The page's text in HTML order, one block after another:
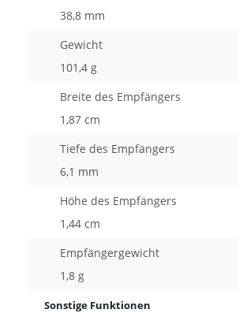
38,8 mm
Gewicht
101,4 g
Breite des Empfängers
1,87 cm
Tiefe des Empfängers
6,1 mm
Höhe des Empfängers
1,44 cm
Empfängergewicht
1,8 g
Sonstige Funktionen